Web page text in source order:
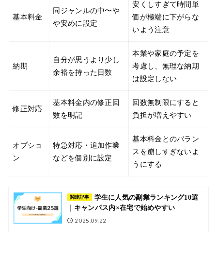
基本料金
同ジャンルの中〜や
や安めに設定
安くしすぎて時間単
価が極端に下がらな
いよう注意
納期
自分が思うより少し
余裕を持った日数
本業や家庭の予定を
考慮し、無理な納期
は設定しない
修正対応
基本料金内の修正回
数を明記
回数無制限にすると
負担が増えやすい
オプショ
ン
特急対応・追加作業
などを個別に設定
基本料金とのバラン
スを崩しすぎないよ
うにする
関連記事
学生に人気の副業ランキング10選
｜キャンパス内×在宅で始めやすい
2025.09.22